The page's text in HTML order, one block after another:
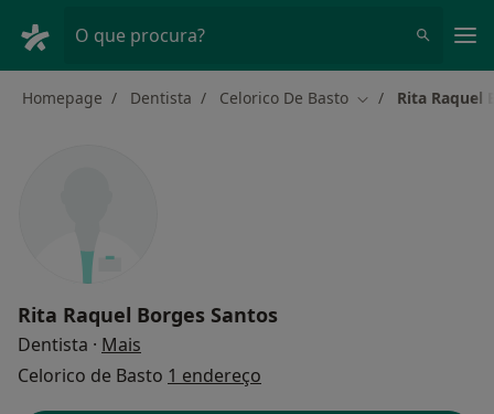
O que procura?
Homepage Dentista Celorico De Basto Mudar de cidade
Rita Raquel
Rita Raquel Borges Santos
Dentista · Mais
Celorico de Basto 1 endereço